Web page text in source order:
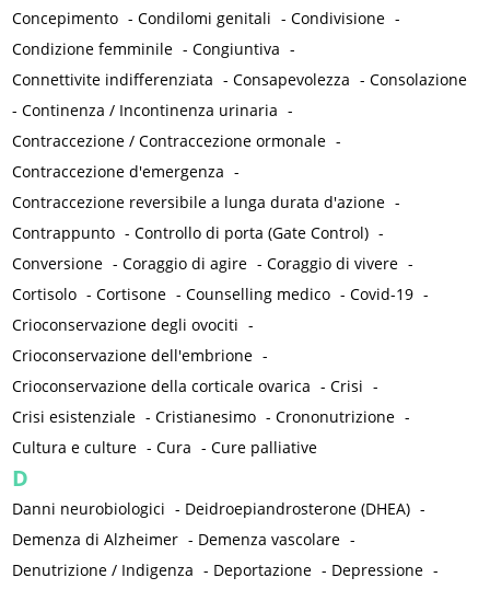
Concepimento -Condilomi genitali -Condivisione -
Condizione femminile -Congiuntiva -
Connettivite indifferenziata -Consapevolezza -Consolazione
-Continenza / Incontinenza urinaria -
Contraccezione / Contraccezione ormonale -
Contraccezione d'emergenza -
Contraccezione reversibile a lunga durata d'azione -
Contrappunto -Controllo di porta (Gate Control) -
Conversione -Coraggio di agire -Coraggio di vivere -
Cortisolo -Cortisone -Counselling medico -Covid-19 -
Crioconservazione degli ovociti -
Crioconservazione dell'embrione -
Crioconservazione della corticale ovarica -Crisi -
Crisi esistenziale -Cristianesimo -Crononutrizione -
Cultura e culture -Cura -Cure palliative
D
Danni neurobiologici - Deidroepiandrosterone (DHEA) -
Demenza di Alzheimer - Demenza vascolare -
Denutrizione / Indigenza - Deportazione - Depressione -